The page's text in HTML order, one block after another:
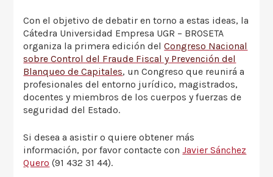
Con el objetivo de debatir en torno a estas ideas, la
Cátedra Universidad Empresa UGR – BROSETA
organiza la primera edición delCongreso Nacional
sobre Control del Fraude Fiscal y Prevención del
Blanqueo de Capitales, un Congreso que reunirá a
profesionales del entorno jurídico, magistrados,
docentes y miembros de los cuerpos y fuerzas de
seguridad del Estado.
Si desea a asistir o quiere obtener más
información, por favor contacte conJavier Sánchez
Quero (91 432 31 44).